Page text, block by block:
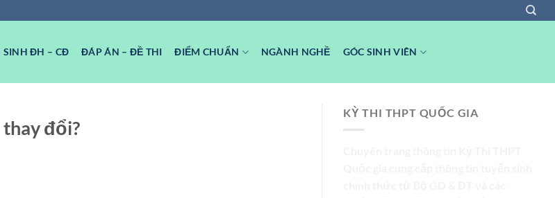
SINH ĐH – CĐ ĐÁP ÁN – ĐỀ THI ĐIỂM CHUẨN NGÀNH NGHỀ GÓC SINH VIÊN
đổi?
KỲ THI THPT QUỐC GIA